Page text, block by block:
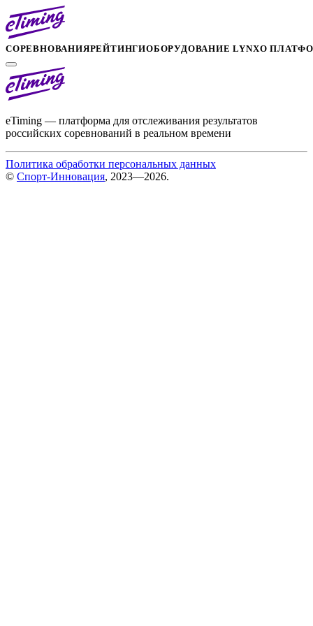
СОРЕВНОВАНИЯРЕЙТИНГИОБОРУДОВАНИЕ LYNXО
eTiming — платформа для отслеживания результатов
российских соревнований в реальном времени
Политика обработки персональных данных
© Спорт-Инновация, 2023—2026.